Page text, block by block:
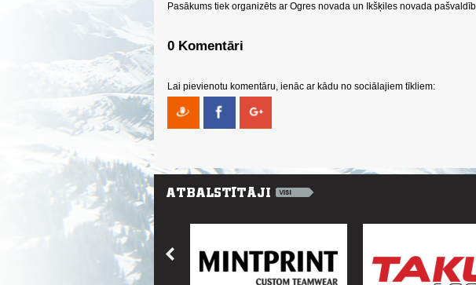
Pasākums tiek organizēts ar Ogres novada un Ikšķiles novada
0 Komentāri
Lai pievienotu komentāru, ienāc ar kādu no sociālajiem tīkliem: